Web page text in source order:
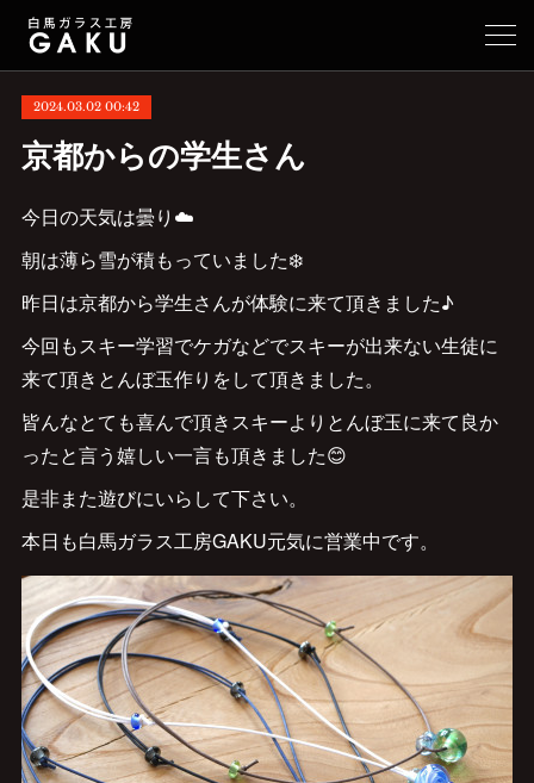
2024.03.02 00:42
京都からの学生さん
今日の天気は曇り☁️
朝は薄ら雪が積もっていました❄️
昨日は京都から学生さんが体験に来て頂きました♪
今回もスキー学習でケガなどでスキーが出来ない生徒に
来て頂きとんぼ玉作りをして頂きました。
皆んなとても喜んで頂きスキーよりとんぼ玉に来て良か
ったと言う嬉しい一言も頂きました😊
是非また遊びにいらして下さい。
本日も白馬ガラス工房GAKU元気に営業中です。